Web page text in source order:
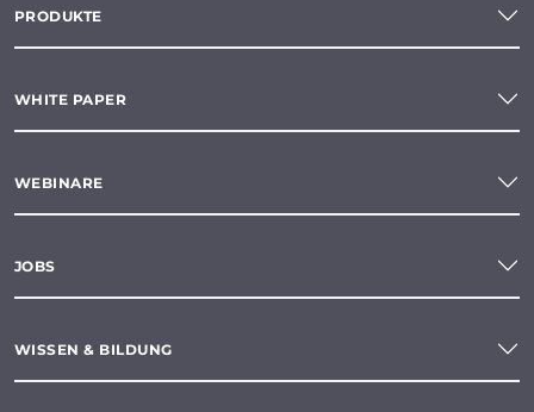
PRODUKTE
WHITE PAPER
WEBINARE
JOBS
WISSEN & BILDUNG